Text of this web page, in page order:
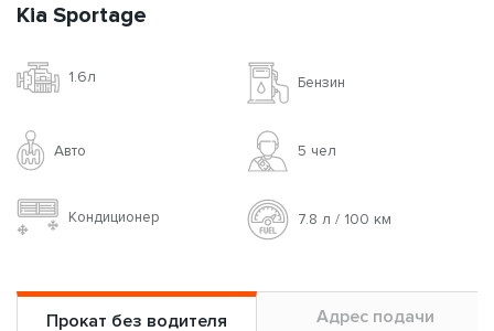
Kia Sportage
1.6л Бензин
Авто 5 чел
Кондиционер 7.8 л / 100 км
Прокат без водителя Адрес подачи